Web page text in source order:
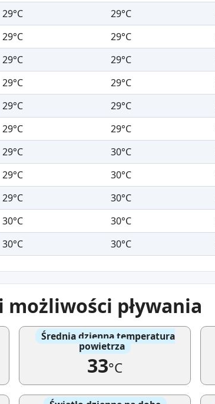
29°C 29°C
29°C 29°C
29°C 29°C
29°C 29°C
29°C 29°C
29°C 29°C
29°C 30°C
29°C 30°C
29°C 30°C
30°C 30°C
30°C 30°C
pływania
Średnia dzienna temperatura
powietrza
33°C